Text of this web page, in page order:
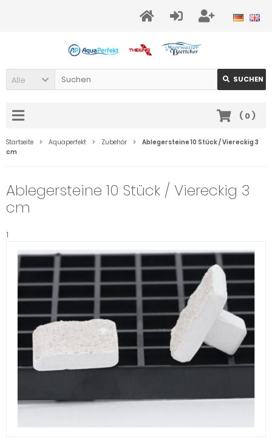
Alle SUCHEN
( 0)
Startseite Aquaperfekt Zubehör
Ablegersteine 10 Stück / Viereckig 3
cm
Ablegersteine 10 Stück / Viereckig 3
cm
1